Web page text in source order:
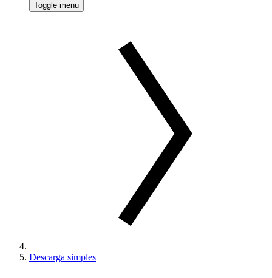
Toggle menu
Descarga simples